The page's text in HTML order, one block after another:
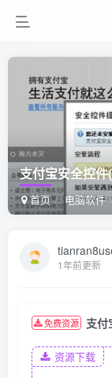
支付宝安全控
首页 电脑软件
1年前更新
免费资源 支
资源下载